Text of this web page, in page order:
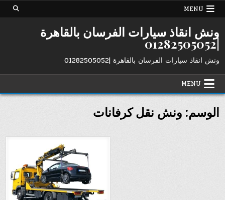
Skip
MENU
ونش انقاذ سيارات الفرسان بالقاهرة
|01282505052
ونش انقاذ سيارات الفرسان بالقاهرة |01282505052
MENU
الوسم: ونش نقل كرفانات